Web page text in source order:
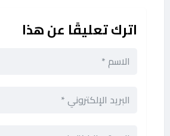
اترك تعليقًا عن هذا